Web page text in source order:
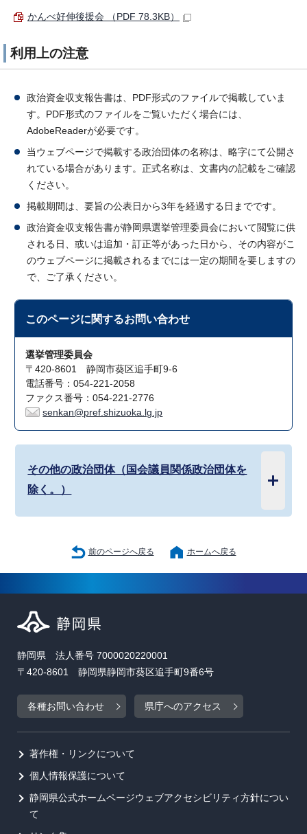
かんべ好伸後援会 （PDF 78.3KB）
利用上の注意
政治資金収支報告書は、PDF形式のファイルで掲載していま
す。PDF形式のファイルをご覧いただく場合には、
AdobeReaderが必要です。
当ウェブページで掲載する政治団体の名称は、略字にて公開さ
れている場合があります。正式名称は、文書内の記載をご確認
ください。
掲載期間は、要旨の公表日から3年を経過する日までです。
政治資金収支報告書が静岡県選挙管理委員会において閲覧に供
される日、或いは追加・訂正等があった日から、その内容がこ
のウェブページに掲載されるまでには一定の期間を要しますの
で、ご了承ください。
このページに関するお問い合わせ
選挙管理委員会
〒420-8601 静岡市葵区追手町9-6
電話番号：054-221-2058
ファクス番号：054-221-2776
senkan@pref.shizuoka.lg.jp
その他の政治団体（国会議員関係政治団体を
除く。）
前のページへ戻る ホームへ戻る
静岡県 法人番号 7000020220001
〒420-8601 静岡県静岡市葵区追手町9番6号
各種お問い合わせ 県庁へのアクセス
著作権・リンクについて
個人情報保護について
静岡県公式ホームページウェブアクセシビリティ方針につい
て